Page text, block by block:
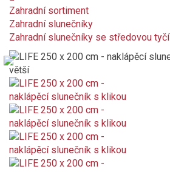
Zahradní sortiment
Zahradní slunečníky
Zahradní slunečníky se středovou tyčí
větší